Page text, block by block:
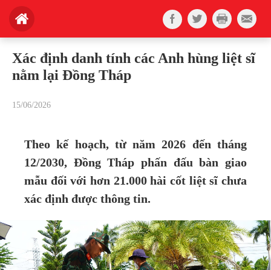
Xác định danh tính các Anh hùng liệt sĩ
nằm lại Đồng Tháp
15/06/2026
Theo kế hoạch, từ năm 2026 đến tháng
12/2030, Đồng Tháp phấn đấu bàn giao
mẫu đối với hơn 21.000 hài cốt liệt sĩ chưa
xác định được thông tin.